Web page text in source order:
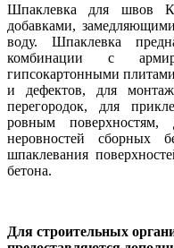
Шпаклевка для швов
добавками,
воду. Шпаклевка
комбинации с
гипсокартонными
и дефектов, для
перегородок, для
ровным
неровностей сборных
шпаклевания
бетона.
Для строительных